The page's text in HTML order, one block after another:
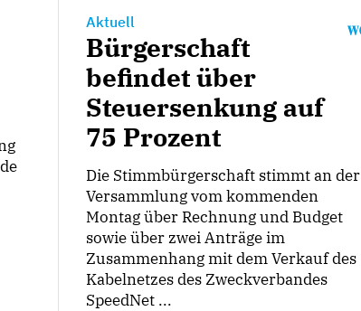
Aktuell
Bürgerschaft
befindet über
Steuersenkung auf
75 Prozent
Die Stimmbürgerschaft stimmt an der
Versammlung vom kommenden
Montag über Rechnung und Budget
sowie über zwei Anträge im
Zusammenhang mit dem Verkauf des
Kabelnetzes des Zweckverbandes
SpeedNet ...